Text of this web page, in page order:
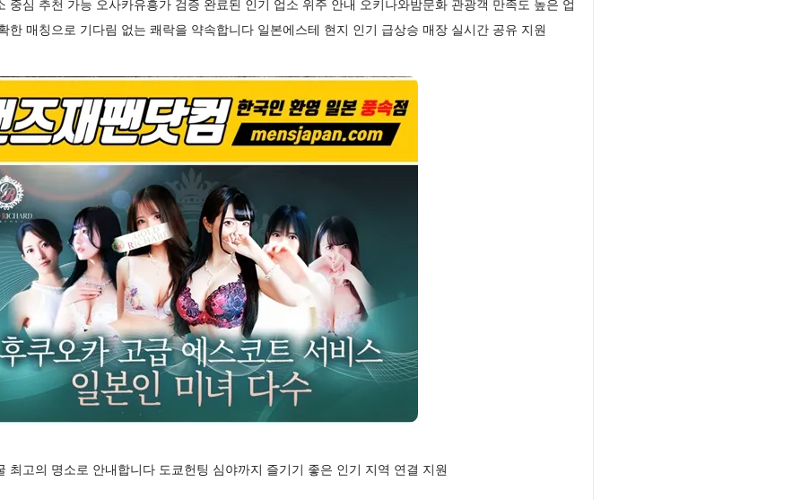
중심 추천 가능 오사카유흥가 검증 완료된 인기 업소 위주 안내 오키나와밤문화 관광객 만족도 높은 업
한 매칭으로 기다림 없는 쾌락을 약속합니다 일본에스테 현지 인기 급상승 매장 실시간 공유 지원
최고의 명소로 안내합니다 도쿄헌팅 심야까지 즐기기 좋은 인기 지역 연결 지원